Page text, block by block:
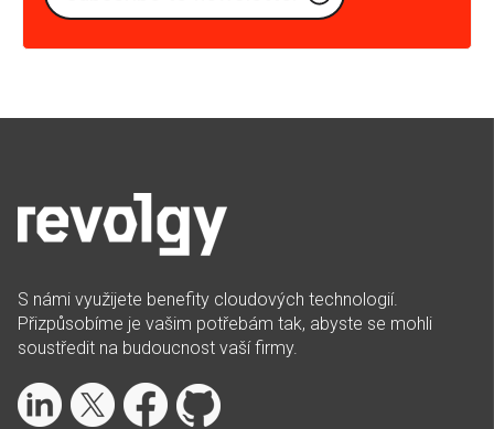
S námi využijete benefity cloudových technologií.
Přizpůsobíme je vašim potřebám tak, abyste se mohli
soustředit na budoucnost vaší firmy.